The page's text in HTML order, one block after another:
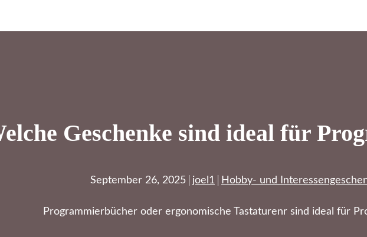
Geschenke sind ideal für
September 26, 2025 joel1 Hobby- und
Programmierbücher oder ergonomische Tastaturenr sind ideal für